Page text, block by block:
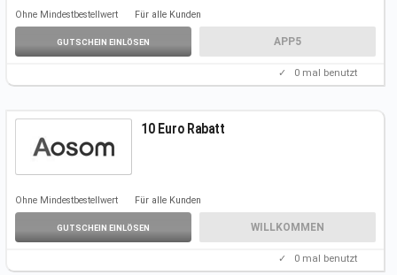
Ohne Mindestbestellwert Für alle Kunden
GUTSCHEIN EINLÖSEN APP5
✓ 0 mal benutzt
10 Euro Rabatt
Ohne Mindestbestellwert Für alle Kunden
GUTSCHEIN EINLÖSEN WILLKOMMEN
✓ 0 mal benutzt